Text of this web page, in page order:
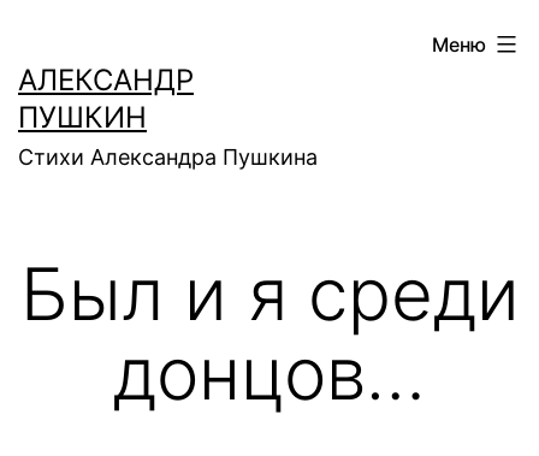
содержимому
АЛЕКСАНДР
ПУШКИН
Стихи Александра Пушкина
Меню
Был и я среди
донцов…